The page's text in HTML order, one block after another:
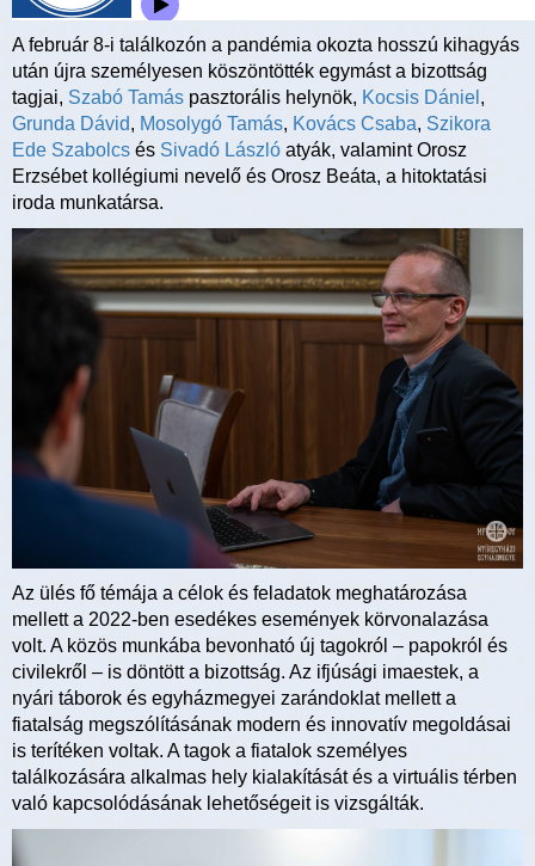
A február 8-i találkozón a pandémia okozta hosszú kihagyás
után újra személyesen köszöntötték egymást a bizottság
tagjai, Szabó Tamás pasztorális helynök, Kocsis Dániel ,
Grunda Dávid, Mosolygó Tamás, Kovács Csaba, Szikora
Ede Szabolcs és Sivadó László atyák, valamint Orosz
Erzsébet kollégiumi nevelő és Orosz Beáta, a hitoktatási
iroda munkatársa.
Az ülés fő témája a célok és feladatok meghatározása
mellett a 2022-ben esedékes események körvonalazása
volt. A közös munkába bevonható új tagokról – papokról és
civilekről – is döntött a bizottság. Az ifjúsági imaestek, a
nyári táborok és egyházmegyei zarándoklat mellett a
fiatalság megszólításának modern és innovatív megoldásai
is terítéken voltak. A tagok a fiatalok személyes
találkozására alkalmas hely kialakítását és a virtuális térben
való kapcsolódásának lehetőségeit is vizsgálták.